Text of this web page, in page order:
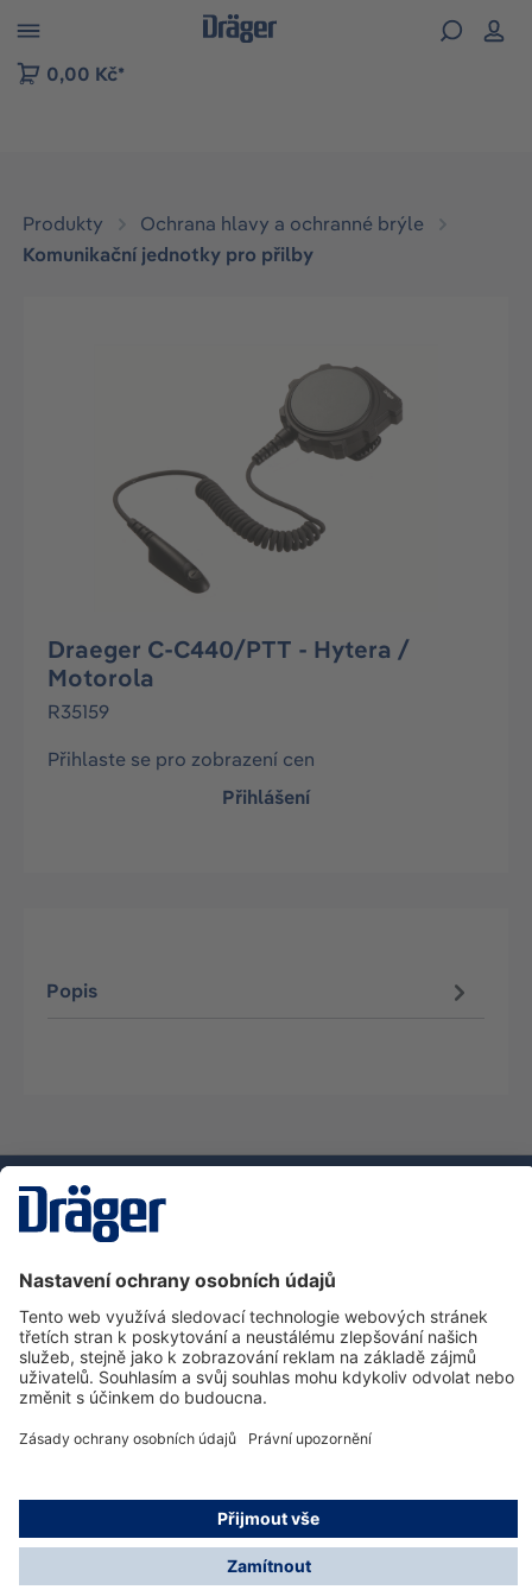
to B2B platform navigation
0,00 Kč*
Produkty
Ochrana hlavy a ochranné brýle
Komunikační jednotky pro přilby
Draeger C-C440/PTT - Hytera /
Motorola
R35159
Přihlaste se pro zobrazení cen
Přihlášení
Popis
Zákaznická infolinka
O společnosti Dräger
Informace
© Dräger Safety s.r.o., 2025
* Všechny ceny bez DPH plus náklady na dopravu a